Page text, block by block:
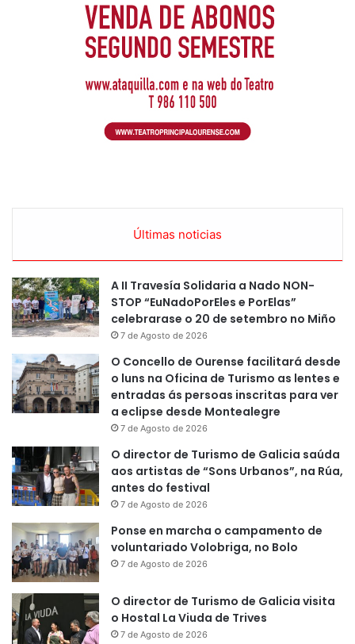
Últimas noticias
A II Travesía Solidaria a Nado NON-
STOP “EuNadoPorEles e PorElas”
celebrarase o 20 de setembro no Miño
7 de Agosto de 2026
O Concello de Ourense facilitará desde
o luns na Oficina de Turismo as lentes e
entradas ás persoas inscritas para ver
a eclipse desde Montealegre
7 de Agosto de 2026
O director de Turismo de Galicia saúda
aos artistas de “Sons Urbanos”, na Rúa,
antes do festival
7 de Agosto de 2026
Ponse en marcha o campamento de
voluntariado Volobriga, no Bolo
7 de Agosto de 2026
O director de Turismo de Galicia visita
o Hostal La Viuda de Trives
7 de Agosto de 2026